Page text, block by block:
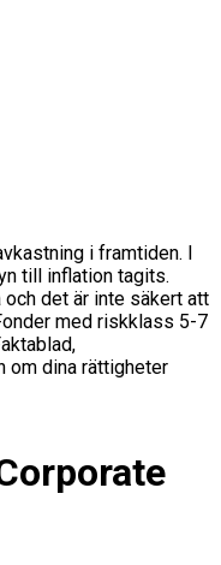
i framtiden. I
till inflation tagits.
det är inte säkert att
med riskklass 5-7
om dina rättigheter